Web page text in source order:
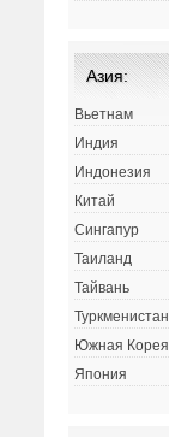
Азия:
Вьетнам
Индия
Индонезия
Китай
Сингапур
Таиланд
Тайвань
Туркменистан
Южная Корея
Япония